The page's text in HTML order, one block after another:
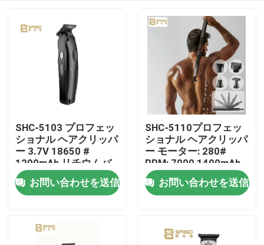
SHC-5103 プロフェッ
ショナル ヘアクリッパ
ー 3.7V 18650 #
1200mAh リチウムバ
ッテリー 3CR13 ステ
ンレス鉄
お問い合わせを送信
SHC-5110プロフェッ
ショナル ヘアクリッパ
ー モーター: 280#
RPM: 7000 1400mAh
リチウムバッテリー
お問い合わせを送信